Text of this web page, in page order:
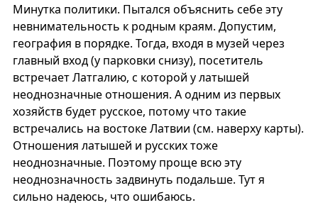
Минутка политики. Пытался объяснить себе эту
невнимательность к родным краям. Допустим,
география в порядке. Тогда, входя в музей через
главный вход (у парковки снизу), посетитель
встречает Латгалию, с которой у латышей
неоднозначные отношения. А одним из первых
хозяйств будет русское, потому что такие
встречались на востоке Латвии (см. наверху карты).
Отношения латышей и русских тоже
неоднозначные. Поэтому проще всю эту
неоднозначность задвинуть подальше. Тут я
сильно надеюсь, что ошибаюсь.